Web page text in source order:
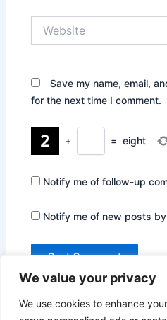
We value your privacy
We use cookies to enhance
Save my name, email,
for the next time I comment.
+ = eight
Notify me of follow-up
Notify me of new posts by